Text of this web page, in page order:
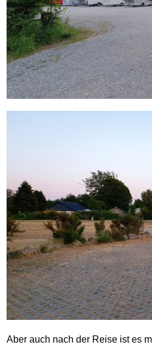
Aber auch nach der Reise ist es